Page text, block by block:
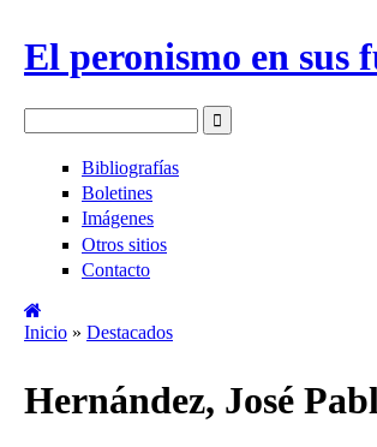
El peronismo en sus
Formulario de búsqueda
Buscar
Bibliografías
Boletines
Imágenes
Otros sitios
Contacto
Inicio » Destacados
Hernández, José